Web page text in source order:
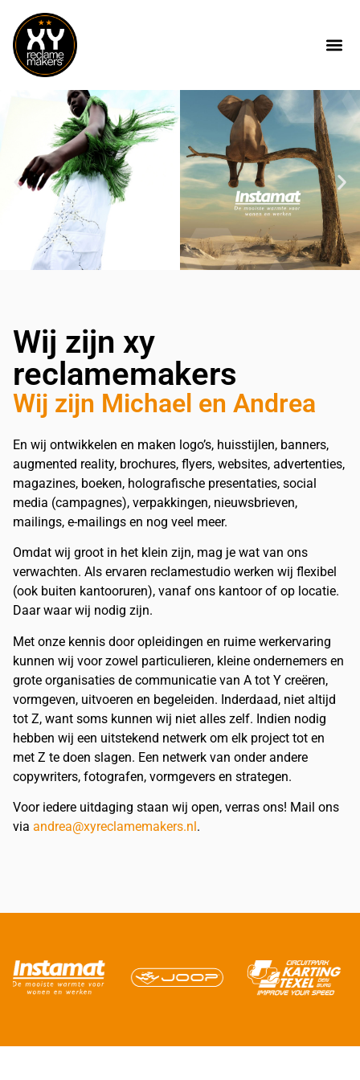
Wij zijn xy
reclamemakers
Wij zijn Michael en Andrea
En wij ontwikkelen en maken logo’s, huisstijlen, banners,
augmented reality, brochures, flyers, websites, advertenties,
magazines, boeken, holografische presentaties, social
media (campagnes), verpakkingen, nieuwsbrieven,
mailings, e-mailings en nog veel meer.
Omdat wij groot in het klein zijn, mag je wat van ons
verwachten. Als ervaren reclamestudio werken wij flexibel
(ook buiten kantooruren), vanaf ons kantoor of op locatie.
Daar waar wij nodig zijn.
Met onze kennis door opleidingen en ruime werkervaring
kunnen wij voor zowel particulieren, kleine ondernemers en
grote organisaties de communicatie van A tot Y creëren,
vormgeven, uitvoeren en begeleiden. Inderdaad, niet altijd
tot Z, want soms kunnen wij niet alles zelf. Indien nodig
hebben wij een uitstekend netwerk om elk project tot en
met Z te doen slagen. Een netwerk van onder andere
copywriters, fotografen, vormgevers en strategen.
Voor iedere uitdaging staan wij open, verras ons! Mail ons
via andrea@xyreclamemakers.nl .